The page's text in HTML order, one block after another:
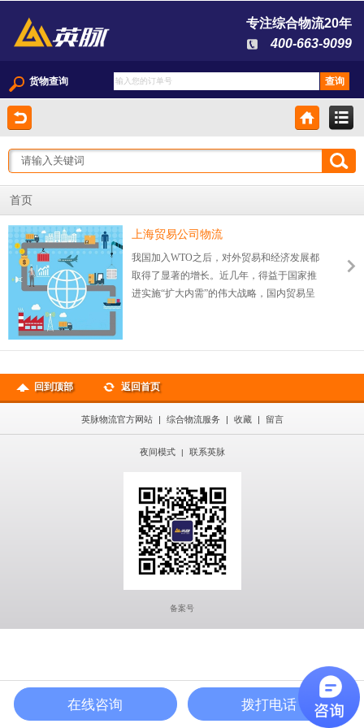
专注综合物流20年
400-663-9099
货物查询
首页
上海贸易公司物流
我国加入WTO之后，对外贸易和经济发展都
取得了显著的增长。近几年，得益于国家推
进实施“扩大内需”的伟大战略，国内贸易呈
高速发展的国内贸易在方便我们的生产生活
之外，还催生了多样化的物流需求。
回到顶部 返回首页
英脉物流官方网站 | 综合物流服务 | 收藏 | 留言
夜间模式 | 联系英脉
备案号
在线咨询 首页
在线咨询 拨打电话